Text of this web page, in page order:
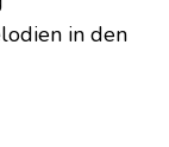
in den